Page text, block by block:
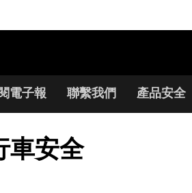
電子報 聯繫我們 產品安全
車安全